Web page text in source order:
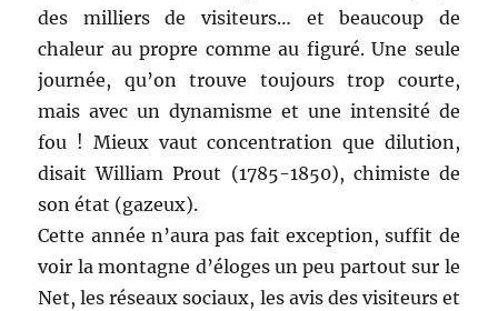
des milliers de visiteurs… et beaucoup de
chaleur au propre comme au figuré. Une seule
journée, qu’on trouve toujours trop courte,
mais avec un dynamisme et une intensité de
fou ! Mieux vaut concentration que dilution,
disait William Prout (1785-1850), chimiste de
son état (gazeux).
Cette année n’aura pas fait exception, suffit de
voir la montagne d’éloges un peu partout sur le
Net, les réseaux sociaux, les avis des visiteurs et